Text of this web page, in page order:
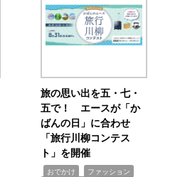
旅の思い出を五・七・
五で！ エースが「か
ばんの日」に合わせ
「旅行川柳コンテス
ト」を開催
おでかけ ファッション